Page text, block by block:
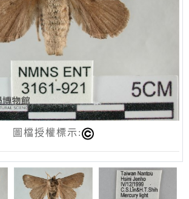
圖檔授權標示: